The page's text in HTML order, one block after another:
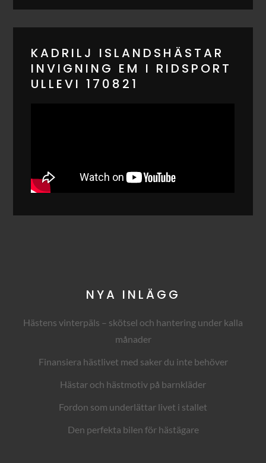
KADRILJ ISLANDSHÄSTAR
INVIGNING EM I RIDSPORT
ULLEVI 170821
NYA INLÄGG
Hästens vinterpäls – skötsel och hantering under kalla
månader
Finansiera hästlivet med saker du inte behöver
Hästar och hästmotiv på barnkläder
Fordon som underlättar livet i stallet
Den perfekta bilen för hästägare